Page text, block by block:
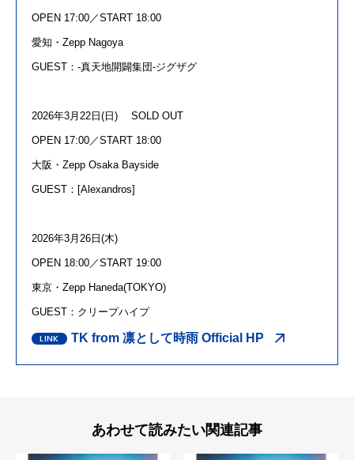
OPEN 17:00／START 18:00
愛知・ Zepp Nagoya
GUEST： -真天地開闢集団-ジグザグ
2026年3 月 22日(日) SOLD OUT
OPEN 17:00／START 18:00
大阪・ Zepp Osaka Bayside
GUEST： [Alexandros]
2026年3 月 26日(木)
OPEN 18:00／START 19:00
東京・ Zepp Haneda(TOKYO)
GUEST：クリープハイプ
TK from 凛として時雨 Official HP
あわせて読みたい関連記事